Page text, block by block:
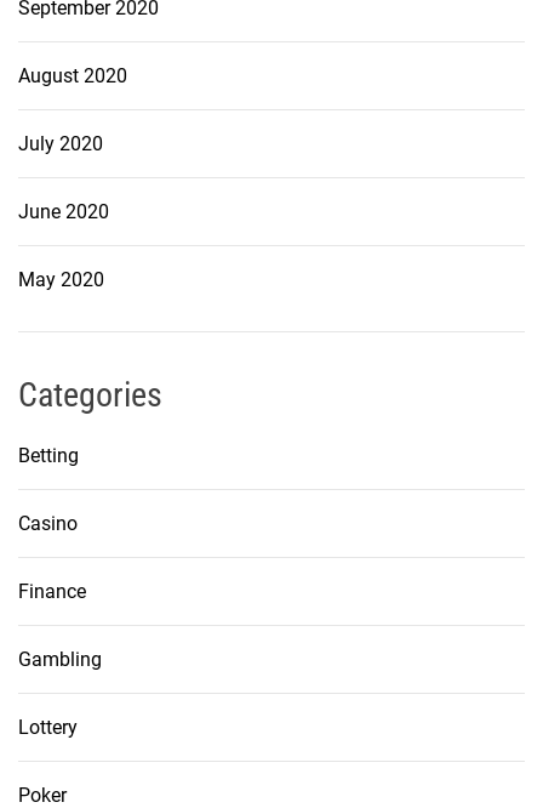
September 2020
August 2020
July 2020
June 2020
May 2020
Categories
Betting
Casino
Finance
Gambling
Lottery
Poker